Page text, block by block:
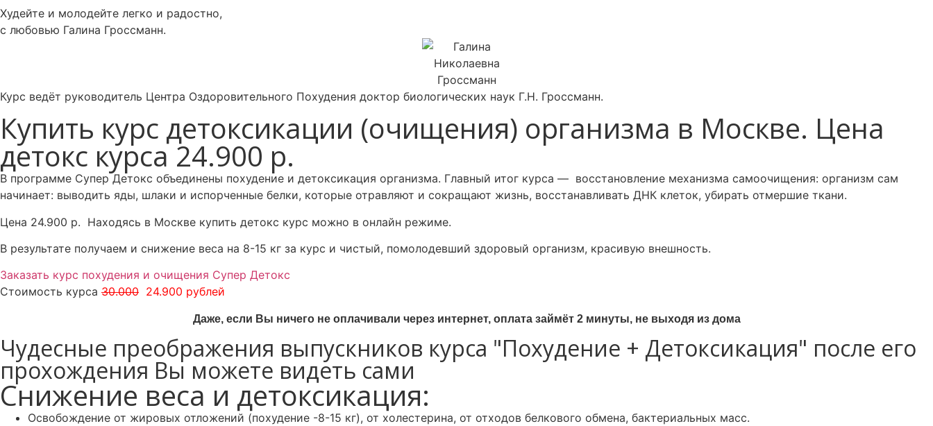
Худейте и молодейте легко и радостно,
с любовью Галина Гроссманн.
Курс ведёт руководитель Центра Оздоровительного Похудения доктор биологических наук Г.Н. Гроссманн.
Купить курс детоксикации (очищения) организма в Москве. Цена
детокс курса 24.900 р.
В программе Супер Детокс объединены похудение и детоксикация организма. Главный итог курса — восстановление механизма самоочищения: организм сам
начинает: выводить яды, шлаки и испорченные белки, которые отравляют и сокращают жизнь, восстанавливать ДНК клеток, убирать отмершие ткани.
Цена 24.900 р. Находясь в Москве купить детокс курс можно в онлайн режиме.
В результате получаем и снижение веса на 8-15 кг за курс и чистый, помолодевший здоровый организм, красивую внешность.
Заказать курс похудения и очищения Супер Детокс
Стоимость курса 30.000 24.900 рублей
Даже, если Вы ничего не оплачивали через интернет, оплата займёт 2 минуты, не выходя из дома
Чудесные преображения выпускников курса "Похудение + Детоксикация" после его
прохождения Вы можете видеть сами
Снижение веса и детоксикация:
Освобождение от жировых отложений (похудение -8-15 кг), от холестерина, от отходов белкового обмена, бактериальных масс.